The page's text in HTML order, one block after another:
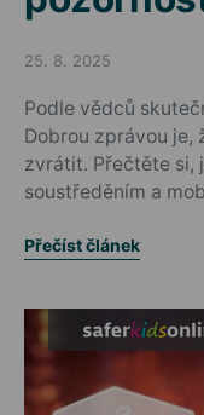
Posted on
25. 8. 2025
Podle vědců
Dobrou zprávou
zvrátit. Přečtěte si,
soustředěním a
Přečíst článek